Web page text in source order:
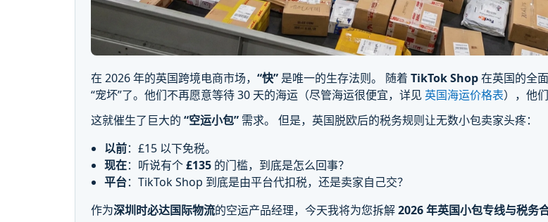
在 2026 年的英国跨境电商市场，“快” 是唯一的生存法则。 随着TikTok Shop在英国的全
“宠坏”了。他们不再愿意等待 30 天的海运（尽管海运很便宜，详见 英国海运价格表），他
这就催生了巨大的“空运小包” 需求。 但是，英国脱欧后的税务规则让无数小包卖家头疼：
以前：£15 以下免税。
现在：听说有个£135的门槛，到底是怎么回事？
平台：TikTok Shop 到底是由平台代扣税，还是卖家自己交？
作为深圳时必达国际物流的空运产品经理，今天我将为您拆解2026 年英国小包专线与税务